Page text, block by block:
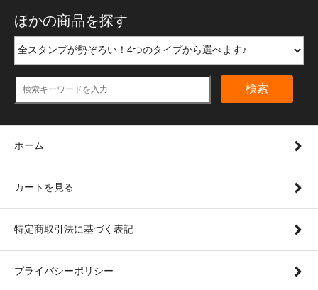
ほかの商品を探す
検索
ホーム
カートを見る
特定商取引法に基づく表記
プライバシーポリシー